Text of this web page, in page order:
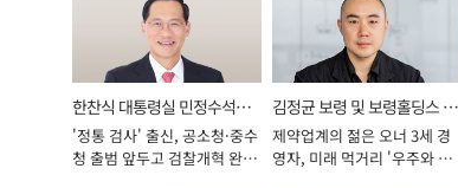
한찬식 대통령실 민정수석비
서관
'정통 검사' 출신, 공소청·중수
청 출범 앞두고 검찰개혁 완수
김정균 보령 및 보령홀딩스 대
표이사 사장
제약업계의 젊은 오너 3세 경
영자, 미래 먹거리 '우주와 헬